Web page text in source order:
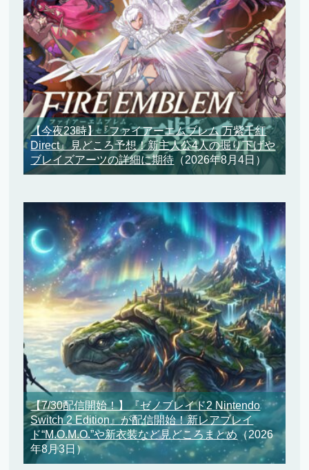
【今夜23時】『ファイアーエムブレム 万紫千紅
Direct』見どころ予想！新主人公4人の掘り下げや
ブレイズアーツの詳細に期待 （2026年8月4日）
【7/30配信開始！】『ゼノブレイド2 Nintendo
Switch 2 Edition』が配信開始！新レアブレイ
ド“M.O.M.O.”や新衣装など見どころまとめ（2026
年8月3日）